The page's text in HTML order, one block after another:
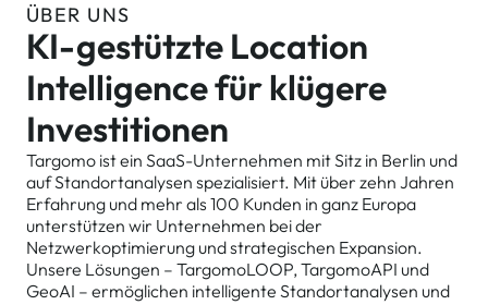
ÜBER UNS
KI-gestützte Location
Intelligence für klügere
Investitionen
Targomo ist ein SaaS-Unternehmen mit Sitz in Berlin und
auf Standortanalysen spezialisiert. Mit über zehn Jahren
Erfahrung und mehr als 100 Kunden in ganz Europa
unterstützen wir Unternehmen bei der
Netzwerkoptimierung und strategischen Expansion.
Unsere Lösungen – TargomoLOOP, TargomoAPI und
GeoAI – ermöglichen intelligente Standortanalysen und